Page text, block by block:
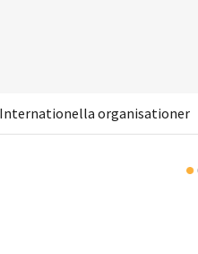
Internationella organisationer